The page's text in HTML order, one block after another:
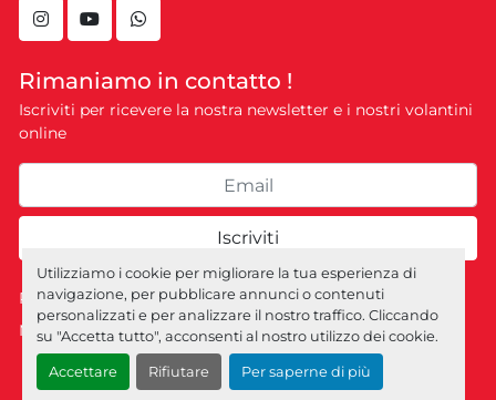
Utilizziamo i cookie per migliorare la tua esperienza di
navigazione, per pubblicare annunci o contenuti
personalizzati e per analizzare il nostro traffico. Cliccando
su "Accetta tutto", acconsenti al nostro utilizzo dei cookie.
Accettare Rifiutare Per saperne di più
instagramyoutubewhatsapp
Rimaniamo in contatto !
Iscriviti per ricevere la nostra newsletter e i nostri volantini
online
Iscriviti
Personalizza le preferenze sui Cookies
Machinio Systemsito web di Machinio